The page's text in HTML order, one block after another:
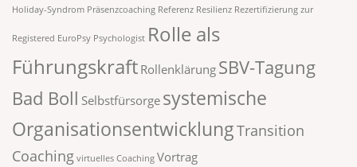
Holiday-Syndrom Präsenzcoaching Referenz Resilienz Rezertifizierung zur
Registered EuroPsy Psychologist Rolle als
Führungskraft Rollenklärung SBV-Tagung
Bad Boll Selbstfürsorge systemische
OrganisationsentwicklungTransition
Coaching virtuelles Coaching Vortrag